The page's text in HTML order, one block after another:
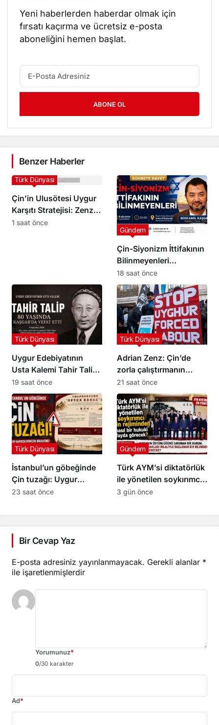
Yeni haberlerden haberdar olmak için
fırsatı kaçırma ve ücretsiz e-posta
aboneliğini hemen başlat.
ABONE OL
Benzer Haberler
Çin’in Ulusötesi Uygur
Karşıtı Stratejisi: Zenz
ve Tohti’nin Yeni
Türk Dünyası
1 saat önce
Çin-Siyonizm İttifakının
Bilinmeyenleri
Ankara’da Masaya
Yatırılacak
Gündem
18 saat önce
Uygur Edebiyatının
Usta Kalemi Tahir Talip
80 Yaşında Kaşgar’da
Hayatını Kaybetti
Türk Dünyası
19 saat önce
Adrian Zenz: Çin’de
zorla çalıştırmanın
kapsamı hâlâ çok büyük
Türk Dünyası
21 saat önce
İstanbul’un göbeğinde
Çin tuzağı: Uygur
kardeşlerimizin
Türk Dünyası
23 saat önce
Türk AYM’si diktatörlük
ile yönetilen soykırımcı
Çin rejiminden nasıl bir
Gündem
3 gün önce
Bir Cevap Yaz
E-posta adresiniz yayınlanmayacak. Gerekli alanlar *
ile işaretlenmişlerdir
Yorumunuz*
0/30 karakter
Ad*